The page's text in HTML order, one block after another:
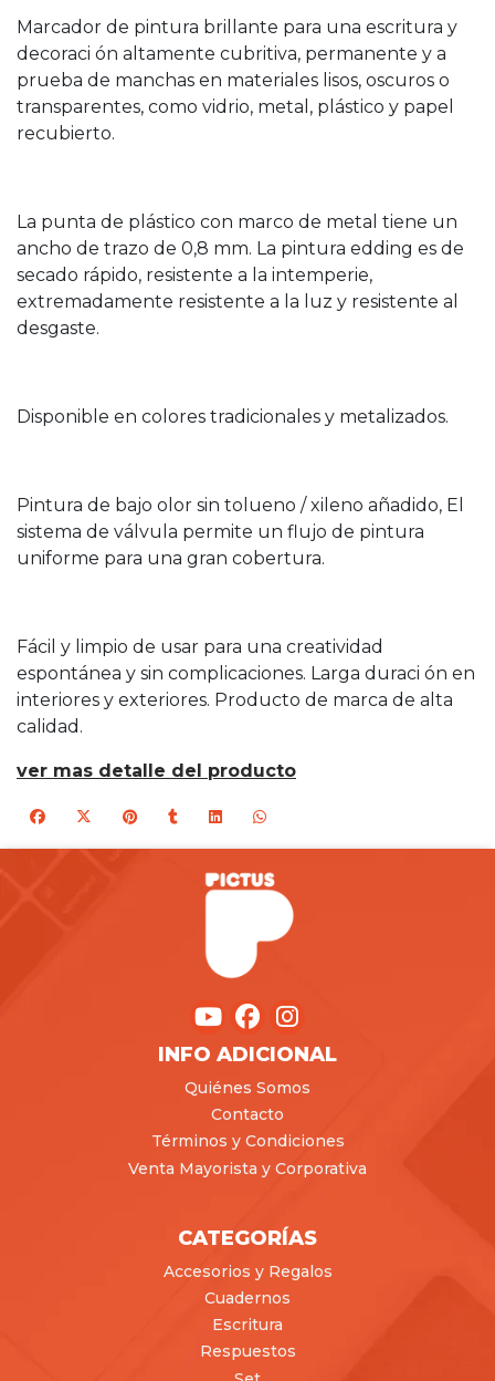
Marcador de pintura brillante para una escritura y
decoraci ón altamente cubritiva, permanente y a
prueba de manchas en materiales lisos, oscuros o
transparentes, como vidrio, metal, plástico y papel
recubierto.
La punta de plástico con marco de metal tiene un
ancho de trazo de 0,8 mm. La pintura edding es de
secado rápido, resistente a la intemperie,
extremadamente resistente a la luz y resistente al
desgaste.
Disponible en colores tradicionales y metalizados.
Pintura de bajo olor sin tolueno / xileno añadido, El
sistema de válvula permite un flujo de pintura
uniforme para una gran cobertura.
Fácil y limpio de usar para una creatividad
espontánea y sin complicaciones. Larga duraci ón en
interiores y exteriores. Producto de marca de alta
calidad.
ver mas detalle del producto
INFO ADICIONAL
Quiénes Somos
Contacto
Términos y Condiciones
Venta Mayorista y Corporativa
CATEGORÍAS
Accesorios y Regalos
Cuadernos
Escritura
Respuestos